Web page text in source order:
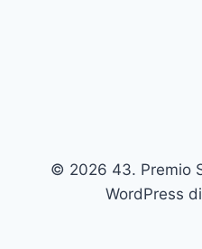
© 2026 43. Premio
WordPress di